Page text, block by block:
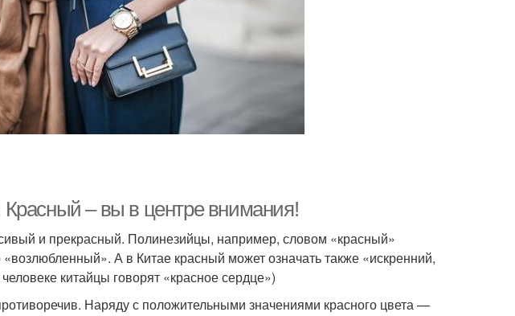
– вы в центре внимания!
и прекрасный. Полинезийцы, например, словом «красный»
А в Китае красный может означать также «искренний,
китайцы говорят «красное сердце»)
Наряду с положительными значениями красного цвета —